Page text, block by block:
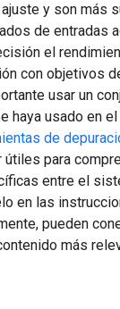
y son más
de entradas
el
con objetivos
usar un
haya usado en
de
para
entre el
en las
pueden
más